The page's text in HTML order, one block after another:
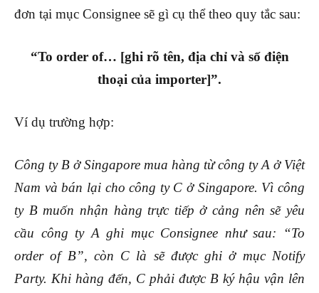
đơn tại mục Consignee sẽ gì cụ thể theo quy tắc sau:
“To order of… [ghi rõ tên, địa chỉ và số điện
thoại của importer]”.
Ví dụ trường hợp:
Công ty B ở Singapore mua hàng từ công ty A ở Việt
Nam và bán lại cho công ty C ở Singapore. Vì công
ty B muốn nhận hàng trực tiếp ở cảng nên sẽ yêu
cầu công ty A ghi mục Consignee như sau: “To
order of B”, còn C là sẽ được ghi ở mục Notify
Party. Khi hàng đến, C phải được B ký hậu vận lên